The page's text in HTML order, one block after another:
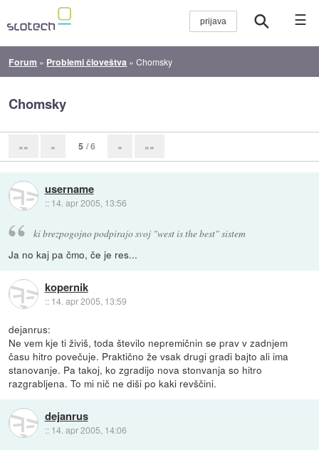
☰
Forum » Problemi človeštva »Chomsky
Chomsky
«« « 5 / 6 » »»
username
:: 14. apr 2005, 13:56
ki brezpogojno podpirajo svoj "west is the best" sistem
Ja no kaj pa čmo, če je res...
kopernik
:: 14. apr 2005, 13:59
dejanrus:
Ne vem kje ti živiš, toda število nepremičnin se prav v zadnjem
času hitro povečuje. Praktično že vsak drugi gradi bajto ali ima
stanovanje. Pa takoj, ko zgradijo nova stonvanja so hitro
razgrabljena. To mi nič ne diši po kaki revščini.
dejanrus
:: 14. apr 2005, 14:06